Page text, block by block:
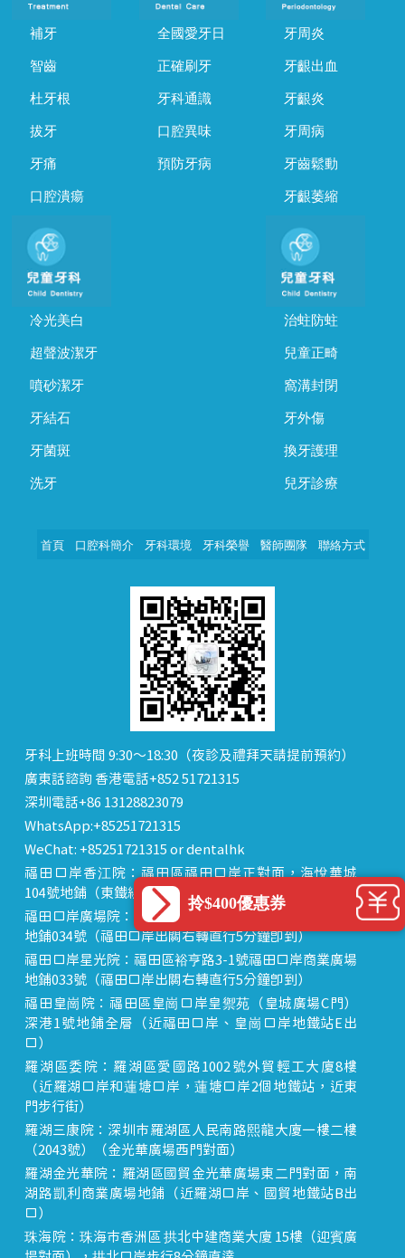
補牙
智齒
杜牙根
拔牙
牙痛
口腔潰瘍
全國愛牙日
正確刷牙
牙科通識
口腔異味
預防牙病
牙周炎
牙齦出血
牙齦炎
牙周病
牙齒鬆動
牙齦萎縮
冷光美白
超聲波潔牙
噴砂潔牙
牙結石
牙菌斑
洗牙
治蛀防蛀
兒童正畸
窩溝封閉
牙外傷
換牙護理
兒牙診療
首頁 口腔科簡介 牙科環境 牙科榮譽 醫師團隊 聯絡方式
牙科上班時間 9:30～18:30（夜診及禮拜天請提前預約）
廣東話諮詢 香港電話+852 51721315
深圳電話+86 13128823079
WhatsApp:+85251721315
WeChat: +85251721315 or dentalhk
福田口岸香江院：福田區福田口岸正對面，海悅華城
104號地鋪（東鐵線落馬洲站出關對面即到）
福田口岸廣場院：福田區裕亨路3-1號福田口岸商業廣場
地鋪034號（福田口岸出關右轉直行5分鐘即到）
福田口岸星光院：福田區裕亨路3-1號福田口岸商業廣場
地鋪033號（福田口岸出關右轉直行5分鐘即到）
福田皇崗院：福田區皇崗口岸皇禦苑（皇城廣場C門）
深港1號地鋪全層（近福田口岸、皇崗口岸地鐵站E出
口）
羅湖區委院：羅湖區愛國路1002號外貿輕工大廈8樓
（近羅湖口岸和蓮塘口岸，蓮塘口岸2個地鐵站，近東
門步行街）
羅湖三康院：深圳市羅湖區人民南路熙龍大廈一樓二樓
（2043號）（金光華廣場西門對面）
羅湖金光華院：羅湖區國貿金光華廣場東二門對面，南
湖路凱利商業廣場地鋪（近羅湖口岸、國貿地鐵站B出
口）
珠海院：珠海市香洲區 拱北中建商業大廈 15樓（迎賓廣
拎$400優惠券